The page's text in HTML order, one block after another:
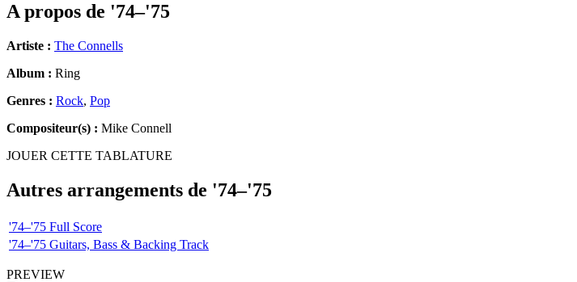
A propos de '74–'75
Artiste : The Connells
Album : Ring
Genres : Rock, Pop
Compositeur(s) : Mike Connell
JOUER CETTE TABLATURE
Autres arrangements de '74–'75
'74–'75 Full Score
'74–'75 Guitars, Bass & Backing Track
PREVIEW